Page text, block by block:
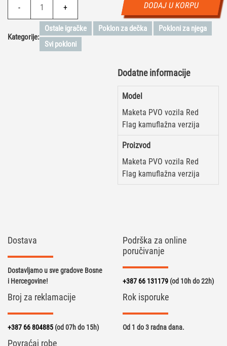
-
Red
+ DODAJ U KORPU
Kategorije:
Ostale igračke Poklon za dečka
Pokloni za njega
Svi pokloni
Dodatne informacije
Model
Maketa PVO vozila Red
Flag kamuflažna verzija
Proizvod
Maketa PVO vozila Red
Flag kamuflažna verzija
Dostava
Dostavljamo u sve gradove Bosne
i Hercegovine!
Podrška za online
poručivanje
+387 66 131179 (od 10h do 22h)
Broj za reklamacije
+387 66 804885 (od 07h do 15h)
Rok isporuke
Od 1 do 3 radna dana.
Povraćaj robe